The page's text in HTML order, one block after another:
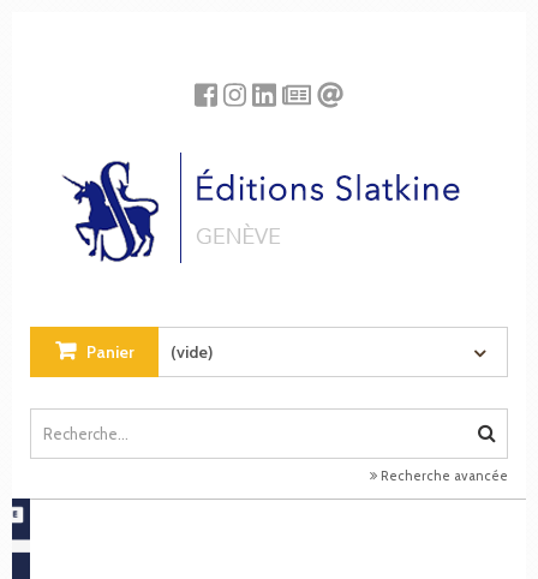
Panier (vide)
Recherche avancée